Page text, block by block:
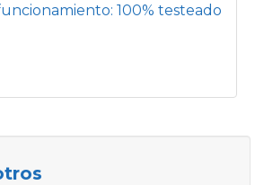
100% testeado